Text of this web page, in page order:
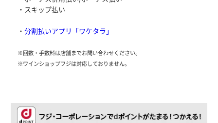
・スキップ払い
・ 分割払いアプリ「ワケタラ」
※回数・手数料は店舗までお問い合わせください。
※ワインショップフジは対応しておりません。